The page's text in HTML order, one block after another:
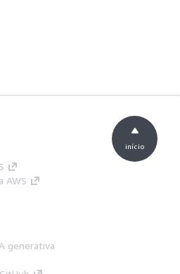
AWS
generativa
início